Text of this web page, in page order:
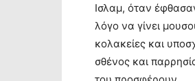
Ισλαμ, όταν
λόγο να γίνει
κολακείες και
σθένος και